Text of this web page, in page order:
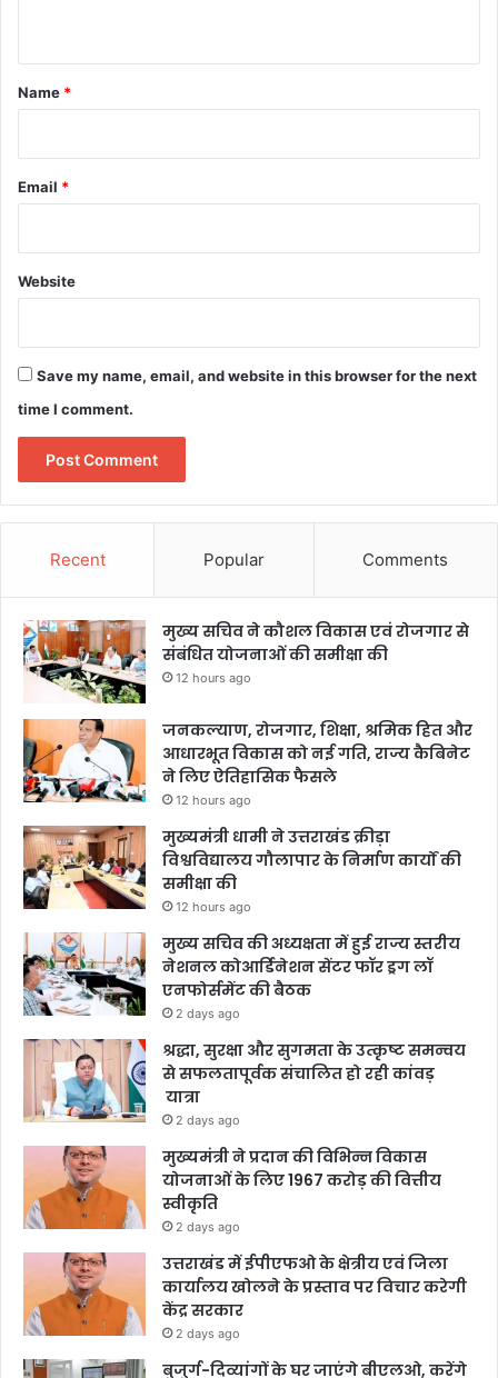
*
Name *
Email *
Website
Save my name, email, and website in this browser for the next
time I comment.
Recent Popular Comments
मुख्य सचिव ने कौशल विकास एवं रोजगार से
संबंधित योजनाओं की समीक्षा की
12 hours ago
जनकल्याण, रोजगार, शिक्षा, श्रमिक हित और
आधारभूत विकास को नई गति, राज्य कैबिनेट
ने लिए ऐतिहासिक फैसले
12 hours ago
मुख्यमंत्री धामी ने उत्तराखंड क्रीड़ा
विश्वविद्यालय गौलापार के निर्माण कार्यों की
समीक्षा की
12 hours ago
मुख्य सचिव की अध्यक्षता में हुई राज्य स्तरीय
नेशनल कोआर्डिनेशन सेंटर फॉर ड्रग लॉ
एनफोर्समेंट की बैठक
2 days ago
श्रद्धा, सुरक्षा और सुगमता के उत्कृष्ट समन्वय
से सफलतापूर्वक संचालित हो रही कांवड़
यात्रा
2 days ago
मुख्यमंत्री ने प्रदान की विभिन्न विकास
योजनाओं के लिए 1967 करोड़ की वित्तीय
स्वीकृति
2 days ago
उत्तराखंड में ईपीएफओ के क्षेत्रीय एवं जिला
कार्यालय खोलने के प्रस्ताव पर विचार करेगी
केंद्र सरकार
2 days ago
बुजुर्ग-दिव्यांगों के घर जाएंगे बीएलओ, करेंगे